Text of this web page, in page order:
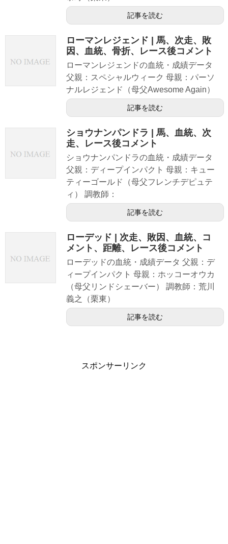
記事を読む
ローマンレジェンド | 馬、次走、敗
因、血統、骨折、レース後コメント
ローマンレジェンドの血統・成績データ
父親：スペシャルウィーク 母親：パーソ
ナルレジェンド（母父Awesome Again）
記事を読む
ショウナンパンドラ | 馬、血統、次
走、レース後コメント
ショウナンパンドラの血統・成績データ
父親：ディープインパクト 母親：キュー
ティーゴールド（母父フレンチデピュテ
ィ） 調教師：
記事を読む
ローデッド | 次走、敗因、血統、コ
メント、距離、レース後コメント
ローデッドの血統・成績データ 父親：デ
ィープインパクト 母親：ホッコーオウカ
（母父リンドシェーバー） 調教師：荒川
義之（栗東）
記事を読む
スポンサーリンク